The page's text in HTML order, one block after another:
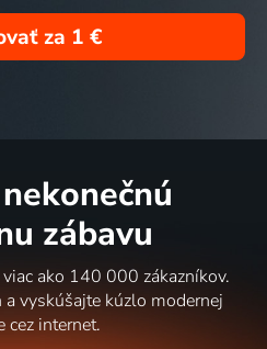
za 1 €
zábavu
ako 140 000 zákazníkov.
vyskúšajte kúzlo modernej
cez internet.